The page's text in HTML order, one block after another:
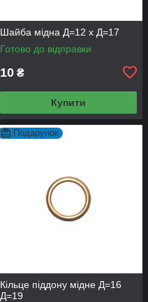
Шайба мідна Д=12 х Д=17
Готово до відправки
10 ₴
Купити
Подарунок
Кільце піддону мідне Д=16
Д=19